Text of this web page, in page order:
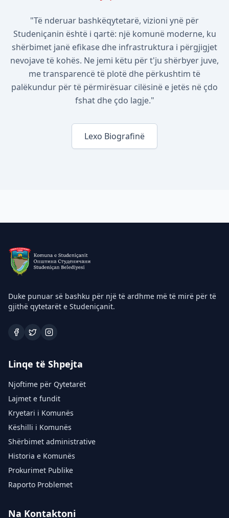
"Të nderuar bashkëqytetarë, vizioni ynë për
Studeniçanin është i qartë: një komunë moderne, ku
shërbimet janë efikase dhe infrastruktura i përgjigjet
nevojave të kohës. Ne jemi këtu për t'ju shërbyer juve,
me transparencë të plotë dhe përkushtim të
palëkundur për të përmirësuar cilësinë e jetës në çdo
fshat dhe çdo lagje."
Lexo Biografinë
Duke punuar së bashku për një të ardhme më të mirë për të
gjithë qytetarët e Studeniçanit.
Linqe të Shpejta
Njoftime për Qytetarët
Lajmet e fundit
Kryetari i Komunës
Këshilli i Komunës
Shërbimet administrative
Historia e Komunës
Prokurimet Publike
Raporto Problemet
Na Kontaktoni